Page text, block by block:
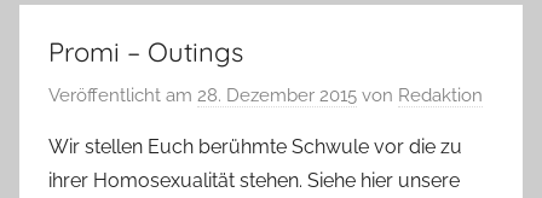
Ihn.de
lieben
Promi – Outings
Veröffentlicht am 28. Dezember 2015 von Redaktion
Wir stellen Euch berühmte Schwule vor die zu
ihrer Homosexualität stehen. Siehe hier unsere